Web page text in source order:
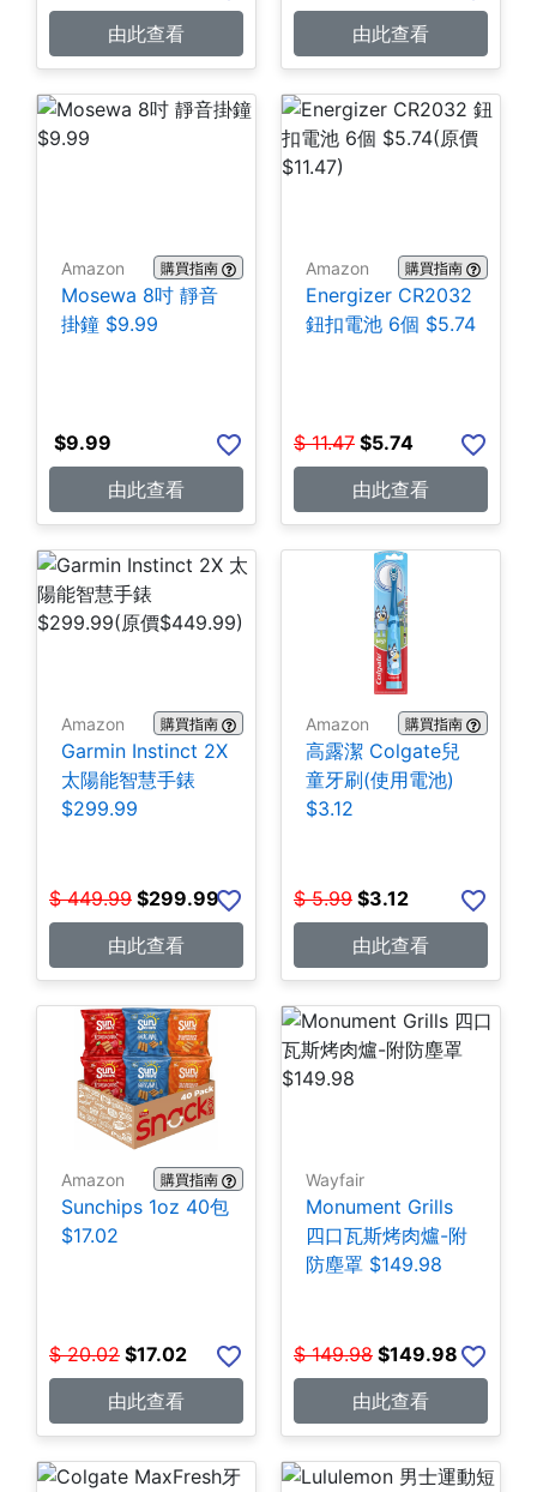
由此查看
由此查看
Amazon 購買指南
Mosewa 8吋 靜音
掛鐘 $9.99
$9.99
由此查看
Amazon 購買指南
Energizer CR2032
鈕扣電池 6個 $5.74
$ 11.47 $5.74
由此查看
Amazon 購買指南
Garmin Instinct 2X
太陽能智慧手錶
$299.99
$ 449.99 $299.99
由此查看
Amazon 購買指南
高露潔 Colgate兒
童牙刷(使用電池)
$3.12
$ 5.99 $3.12
由此查看
Amazon 購買指南
Sunchips 1oz 40包
$17.02
$ 20.02 $17.02
由此查看
Wayfair
Monument Grills
四口瓦斯烤肉爐-附
防塵罩 $149.98
$ 149.98 $149.98
由此查看